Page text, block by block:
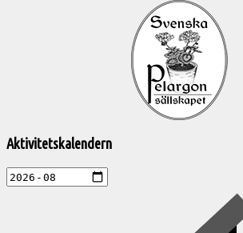
Pelargonsällskapets
Aktivitetskalendern